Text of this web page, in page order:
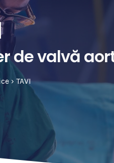
de valvă
› TAVI